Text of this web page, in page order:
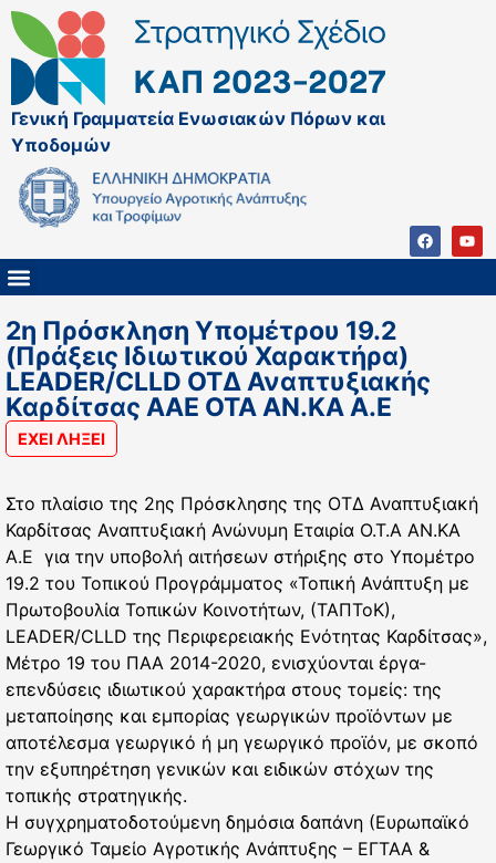
Γενική Γραμματεία Ενωσιακών Πόρων και
Υποδομών
2η Πρόσκληση Υπομέτρου 19.2
(Πράξεις Ιδιωτικού Χαρακτήρα)
LEADER/CLLD ΟΤΔ Αναπτυξιακής
Καρδίτσας ΑΑΕ ΟΤΑ ΑΝ.ΚΑ Α.Ε
ΕΧΕΙ ΛΗΞΕΙ
Στο πλαίσιο της 2ης Πρόσκλησης της ΟΤΔ Αναπτυξιακή
Καρδίτσας Αναπτυξιακή Ανώνυμη Εταιρία Ο.Τ.Α ΑΝ.ΚΑ
Α.Ε για την υποβολή αιτήσεων στήριξης στο Υπομέτρο
19.2 του Τοπικού Προγράμματος «Τοπική Ανάπτυξη με
Πρωτοβουλία Τοπικών Κοινοτήτων, (ΤΑΠΤοΚ),
LEADER/CLLD της Περιφερειακής Ενότητας Καρδίτσας»,
Μέτρο 19 του ΠΑΑ 2014-2020, ενισχύονται έργα-
επενδύσεις ιδιωτικού χαρακτήρα στους τομείς: της
μεταποίησης και εμπορίας γεωργικών προϊόντων με
αποτέλεσμα γεωργικό ή μη γεωργικό προϊόν, με σκοπό
την εξυπηρέτηση γενικών και ειδικών στόχων της
τοπικής στρατηγικής.
Η συγχρηματοδοτούμενη δημόσια δαπάνη (Ευρωπαϊκό
Γεωργικό Ταμείο Αγροτικής Ανάπτυξης – ΕΓΤΑΑ &